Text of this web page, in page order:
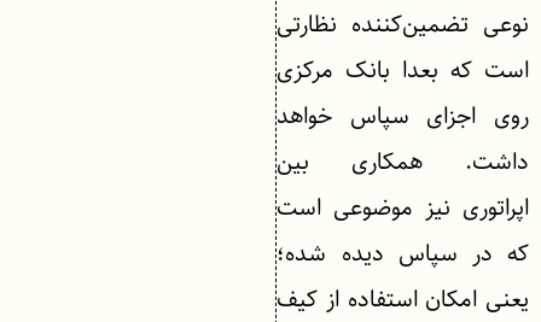
نوعی تضمین‌کننده نظارتی
است که بعدا بانک مرکزی
روی اجزای سپاس خواهد
داشت. همکاری بین
اپراتوری نیز موضوعی است
که در سپاس دیده شده؛
یعنی امکان استفاده از کیف